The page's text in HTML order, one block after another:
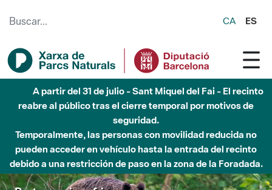
CA ES
A partir del 31 de julio - Sant Miquel del Fai - El recinto
reabre al público tras el cierre temporal por motivos de
seguridad.
Temporalmente, las personas con movilidad reducida no
pueden acceder en vehículo hasta la entrada del recinto
debido a una restricción de paso en la zona de la Foradada.